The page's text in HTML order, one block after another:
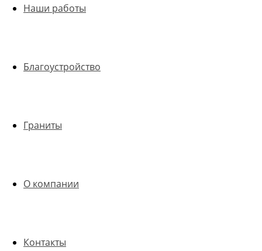
Наши работы
Благоустройство
Граниты
О компании
Контакты